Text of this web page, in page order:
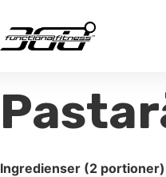
Ingredienser (2 portioner)